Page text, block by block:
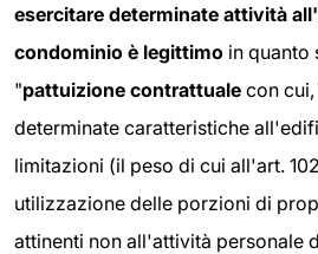
esercitare determinate attività
condominio è legittimo in quanto
"pattuizione contrattuale con
determinate caratteristiche
limitazioni (il peso di cui all'art.
utilizzazione delle porzioni di
attinenti non all'attività personale